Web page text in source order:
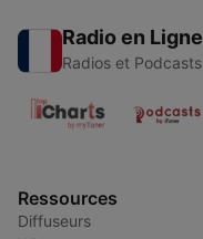
Radio en Ligne
Radios et Podcasts
Ressources
Diffuseurs